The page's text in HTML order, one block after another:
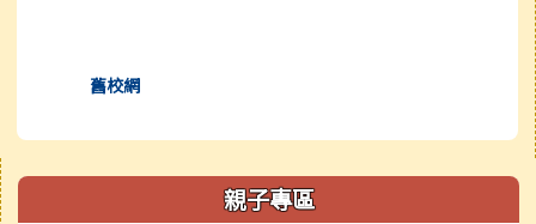
舊校網
右邊區域內容 親子專區